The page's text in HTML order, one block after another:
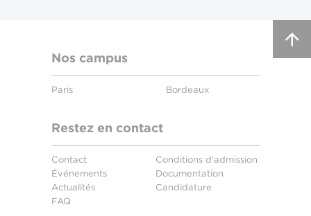
Nos campus
Paris Bordeaux
Restez en contact
Contact
Événements
Actualités
FAQ
Conditions d'admission
Documentation
Candidature